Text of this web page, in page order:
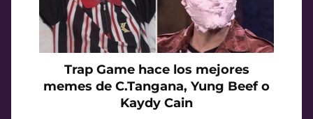
Trap Game hace los mejores
memes de C.Tangana, Yung Beef o
Kaydy Cain